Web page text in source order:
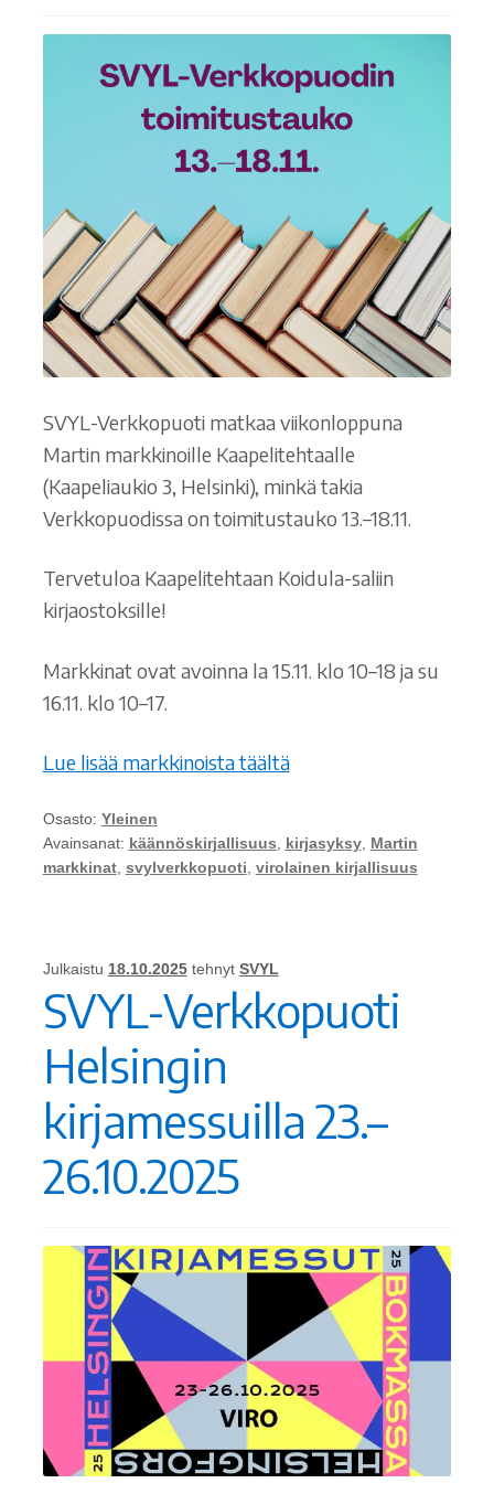
Tilaus- ja sopimusehdot sekä tietosuojaseloste
Saavutettavuusseloste
SVYL-Verkkopuoti matkaa viikonloppuna
Martin markkinoille Kaapelitehtaalle
(Kaapeliaukio 3, Helsinki), minkä takia
Verkkopuodissa on toimitustauko 13.–18.11.
Tervetuloa Kaapelitehtaan Koidula-saliin
kirjaostoksille!
Markkinat ovat avoinna la 15.11. klo 10–18 ja su
16.11. klo 10–17.
Lue lisää markkinoista täältä
Osasto: Yleinen
Avainsanat: käännöskirjallisuus kirjasyksy, Martin
markkinat, svylverkkopuoti virolainen kirjallisuus
Julkaistu 18.10.2025 tehnyt SVYL
SVYL-Verkkopuoti
Helsingin
kirjamessuilla 23.–
26.10.2025